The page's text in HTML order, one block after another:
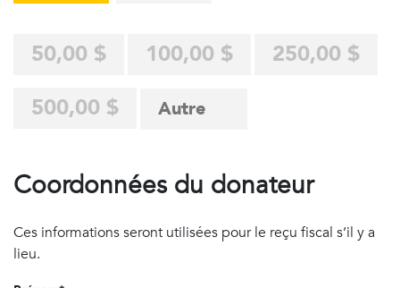
50,00 $ 100,00 $
250,00 $
500,00 $
Coordonnées du donateur
Ces informations seront utilisées pour le reçu fiscal s’il y a
lieu.